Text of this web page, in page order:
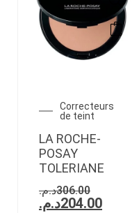
Correcteurs
de teint
LA ROCHE-
POSAY
TOLERIANE
306.00د.م.
204.00د.م.